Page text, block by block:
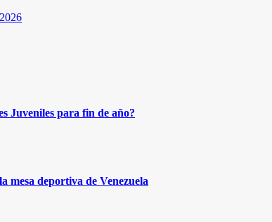
Juveniles para fin de año?
mesa deportiva de Venezuela